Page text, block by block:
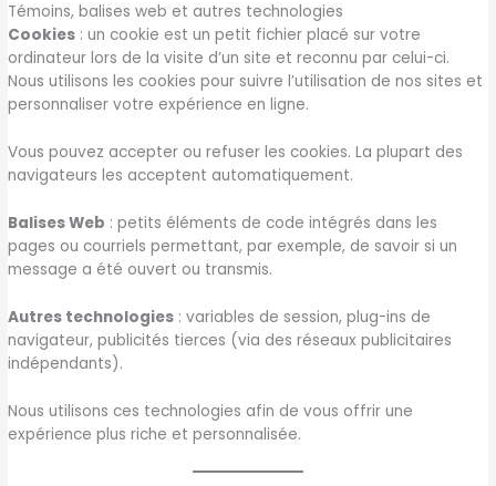
Témoins, balises web et autres technologies
Cookies : un cookie est un petit fichier placé sur votre
ordinateur lors de la visite d’un site et reconnu par celui-ci.
Nous utilisons les cookies pour suivre l’utilisation de nos sites et
personnaliser votre expérience en ligne.
Vous pouvez accepter ou refuser les cookies. La plupart des
navigateurs les acceptent automatiquement.
Balises Web : petits éléments de code intégrés dans les
pages ou courriels permettant, par exemple, de savoir si un
message a été ouvert ou transmis.
Autres technologies : variables de session, plug-ins de
navigateur, publicités tierces (via des réseaux publicitaires
indépendants).
Nous utilisons ces technologies afin de vous offrir une
expérience plus riche et personnalisée.